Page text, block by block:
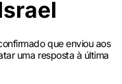
que enviou aos
uma resposta à última